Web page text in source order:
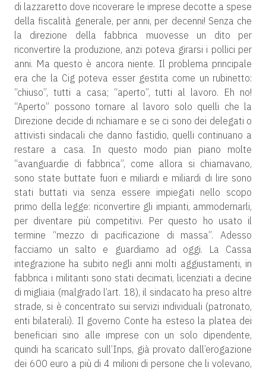
di lazzaretto dove ricoverare le imprese decotte a spese
della fiscalità generale, per anni, per decenni! Senza che
la direzione della fabbrica muovesse un dito per
riconvertire la produzione, anzi poteva girarsi i pollici per
anni. Ma questo è ancora niente. Il problema principale
era che la Cig poteva esser gestita come un rubinetto:
“chiuso”, tutti a casa; “aperto”, tutti al lavoro. Eh no!
“Aperto” possono tornare al lavoro solo quelli che la
Direzione decide di richiamare e se ci sono dei delegati o
attivisti sindacali che danno fastidio, quelli continuano a
restare a casa. In questo modo pian piano molte
“avanguardie di fabbrica”, come allora si chiamavano,
sono state buttate fuori e miliardi e miliardi di lire sono
stati buttati via senza essere impiegati nello scopo
primo della legge: riconvertire gli impianti, ammodernarli,
per diventare più competitivi. Per questo ho usato il
termine “mezzo di pacificazione di massa”. Adesso
facciamo un salto e guardiamo ad oggi. La Cassa
integrazione ha subito negli anni molti aggiustamenti, in
fabbrica i militanti sono stati decimati, licenziati a decine
di migliaia (malgrado l’art. 18), il sindacato ha preso altre
strade, si è concentrato sui servizi individuali (patronato,
enti bilaterali). Il governo Conte ha esteso la platea dei
beneficiari sino alle imprese con un solo dipendente,
quindi ha scaricato sull’Inps, già provato dall’erogazione
dei 600 euro a più di 4 milioni di persone che li volevano,